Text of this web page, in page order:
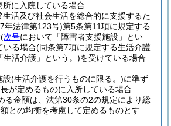
所に入院している場合
生活及び社会生活を総合的に支援するた
年法律第123号)第5条第11項に規定する
(次号において「障害者支援施設」とい
いる場合(同条第7項に規定する生活介護
生活介護」という。)を受けている場合
設(生活介護を行うものに限る。)に準ず
が定めるものに入所している場合
る金額は、法第30条の2の規定により総
との均衡を考慮して定めるものとす